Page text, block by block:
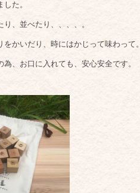
た。
、並べたり、、、、。
かいだり、時にはかじって味わって。
、お口に入れても、安心安全です。